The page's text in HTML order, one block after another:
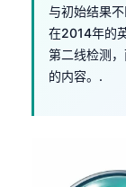
与初始结果
在2014年的
第二线检测
的内容。.